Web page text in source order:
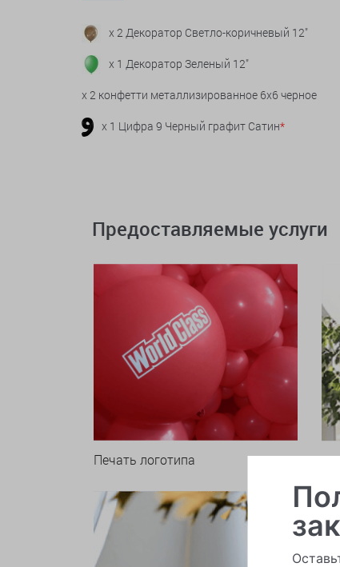
x 2 Декоратор Светло-коричневый 12"
x 1 Декоратор Зеленый 12"
x 2 конфетти металлизированное 6х6 черное
x 1 Цифра 9 Черный графит Сатин*
Предоставляемые услуги
Печать логотипа